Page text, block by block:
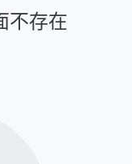
不存在